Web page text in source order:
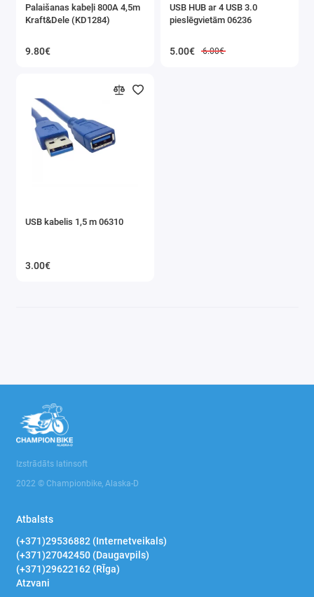
Palaišanas kabeļi 800A 4,5m
Kraft&Dele (KD1284)
9.80€
USB HUB ar 4 USB 3.0
pieslēgvietām 06236
5.00€ 6.00€
USB kabelis 1,5 m 06310
3.00€
Izstrādāts latinsoft
2022 © Championbike, Alaska-D
Atbalsts
(+371)29536882 (Internetveikals)
(+371)27042450 (Daugavpils)
(+371)29622162 (RĪga)
Atzvani